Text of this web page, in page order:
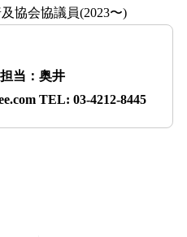
協会協議員(2023〜)
当：奥井
TEL: 03-4212-8445